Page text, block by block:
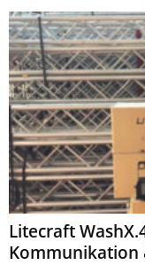
Litecraft
Kommunikation